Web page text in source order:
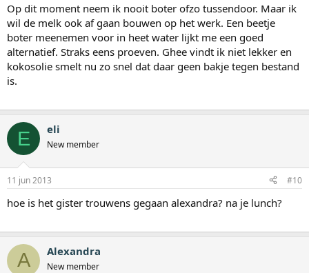
Op dit moment neem ik nooit boter ofzo tussendoor. Maar ik
wil de melk ook af gaan bouwen op het werk. Een beetje
boter meenemen voor in heet water lijkt me een goed
alternatief. Straks eens proeven. Ghee vindt ik niet lekker en
kokosolie smelt nu zo snel dat daar geen bakje tegen bestand
is.
E eli
New member
11 jun 2013 #10
hoe is het gister trouwens gegaan alexandra? na je lunch?
A Alexandra
New member